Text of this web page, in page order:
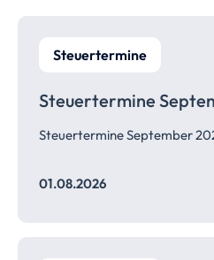
Steuertermine
Steuertermine
Steuertermine September
01.08.2026